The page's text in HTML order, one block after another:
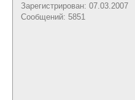
Зарегистрирован: 07.03.2007
Сообщений: 5851